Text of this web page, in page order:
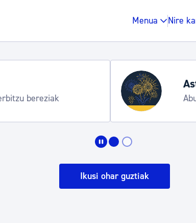
Menua Nire
Gune
Ikusi ohar guztiak